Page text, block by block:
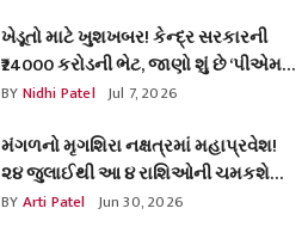
ખેડૂતો માટે ખુશખબર! કેન્દ્ર સરકારની
₹24000 કરોડની ભેટ, જાણો શું છે ‘પીએમ
ધન ધાન્ય કૃષિ યોજના’
BYNidhi Patel Jul 7, 2026
મંગળનો મૃગશિરા નક્ષત્રમાં મહાપ્રવેશ!
૨૪ જુલાઈથી આ ૪ રાશિઓની ચમકશે
કિસ્મત, પંડિતજી પાસેથી જાણો ખાસ
BYArti Patel Jun 30, 2026